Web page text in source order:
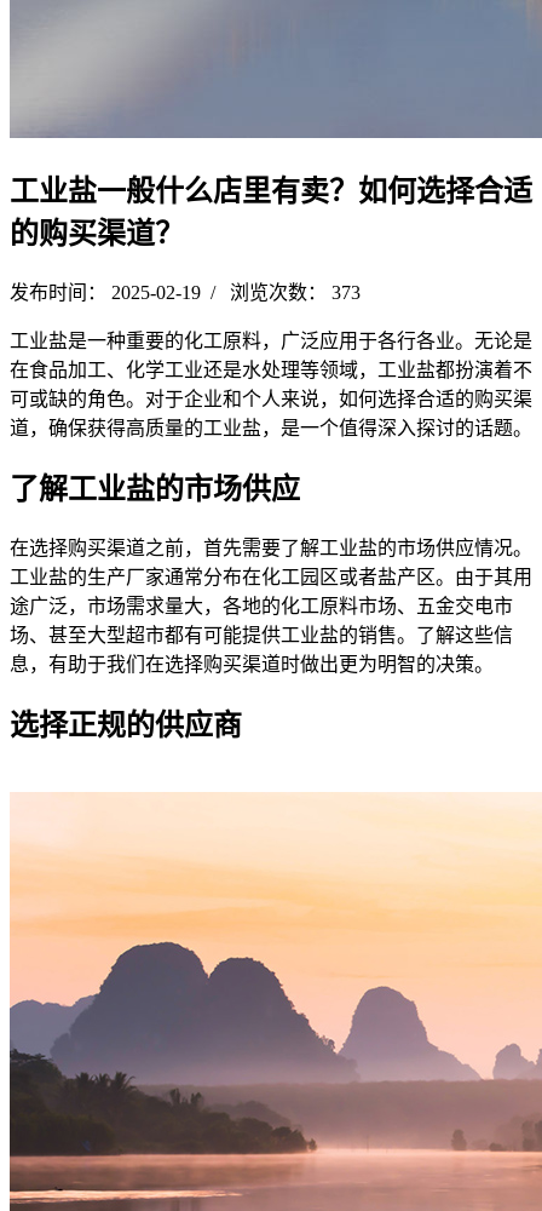
工业盐一般什么店里有卖？如何选择合适
的购买渠道？
发布时间： 2025-02-19 / 浏览次数： 373
工业盐是一种重要的化工原料，广泛应用于各行各业。无论是
在食品加工、化学工业还是水处理等领域，工业盐都扮演着不
可或缺的角色。对于企业和个人来说，如何选择合适的购买渠
道，确保获得高质量的工业盐，是一个值得深入探讨的话题。
了解工业盐的市场供应
在选择购买渠道之前，首先需要了解工业盐的市场供应情况。
工业盐的生产厂家通常分布在化工园区或者盐产区。由于其用
途广泛，市场需求量大，各地的化工原料市场、五金交电市
场、甚至大型超市都有可能提供工业盐的销售。了解这些信
息，有助于我们在选择购买渠道时做出更为明智的决策。
选择正规的供应商